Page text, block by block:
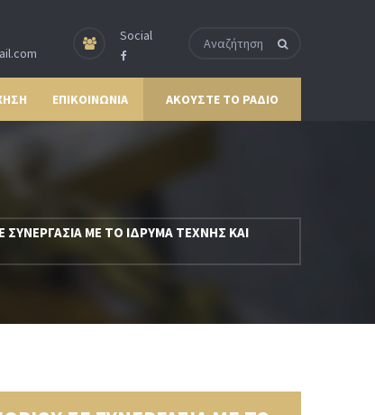
Social
ΕΠΙΚΟΙΝΩΝΙΑ ΑΚΟΥΣΤΕ ΤΟ ΡΑΔΙΟ
ΜΕ ΤΟ ΙΔΡΥΜΑ ΤΕΧΝΗΣ ΚΑΙ